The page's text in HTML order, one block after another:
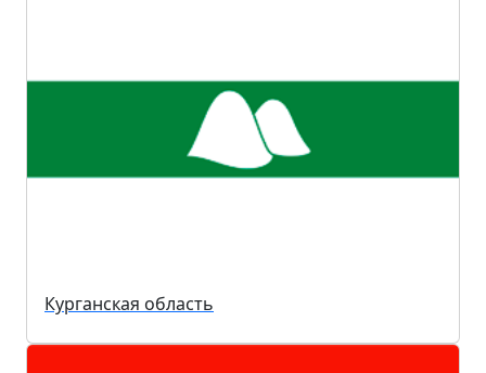
Курганская область